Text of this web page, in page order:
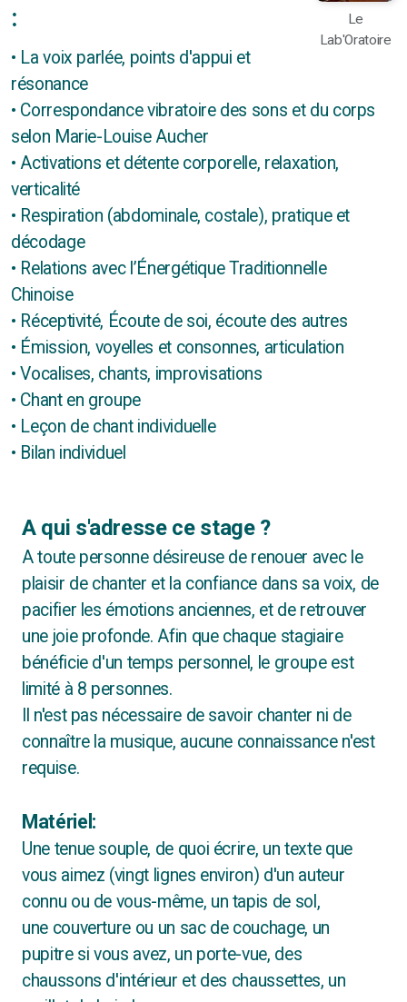
Le
Lab'Oratoire
:
• La voix parlée, points d'appui et
résonance
• Correspondance vibratoire des sons et du corps
selon Marie-Louise Aucher
• Activations et détente corporelle, relaxation,
verticalité
• Respiration (abdominale, costale), pratique et
décodage
• Relations avec l’Énergétique Traditionnelle
Chinoise
• Réceptivité, Écoute de soi, écoute des autres
• Émission, voyelles et consonnes, articulation
• Vocalises, chants, improvisations
• Chant en groupe
• Leçon de chant individuelle
• Bilan individuel
A qui s'adresse ce stage ?
A toute personne désireuse de renouer avec le
plaisir de chanter et la confiance dans sa voix, de
pacifier les émotions anciennes, et de retrouver
une joie profonde. Afin que chaque stagiaire
bénéficie d'un temps personnel, le groupe est
limité à 8 personnes.
Il n'est pas nécessaire de savoir chanter ni de
connaître la musique, aucune connaissance n'est
requise.
Matériel:
Une tenue souple, de quoi écrire, un texte que
vous aimez (vingt lignes environ) d'un auteur
connu ou de vous-même, un tapis de sol,
une couverture ou un sac de couchage, un
pupitre si vous avez, un porte-vue, des
chaussons d'intérieur et des chaussettes, un